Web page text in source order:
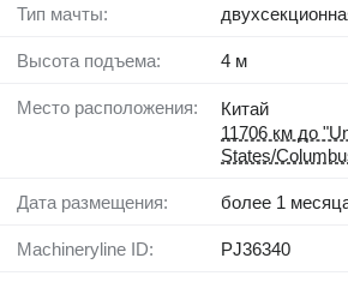
Тип мачты:
Высота подъема: 4 м
Место расположения:
Китай
11706 км до
States/
Дата размещения: более 1
Machineryline ID: PJ36340